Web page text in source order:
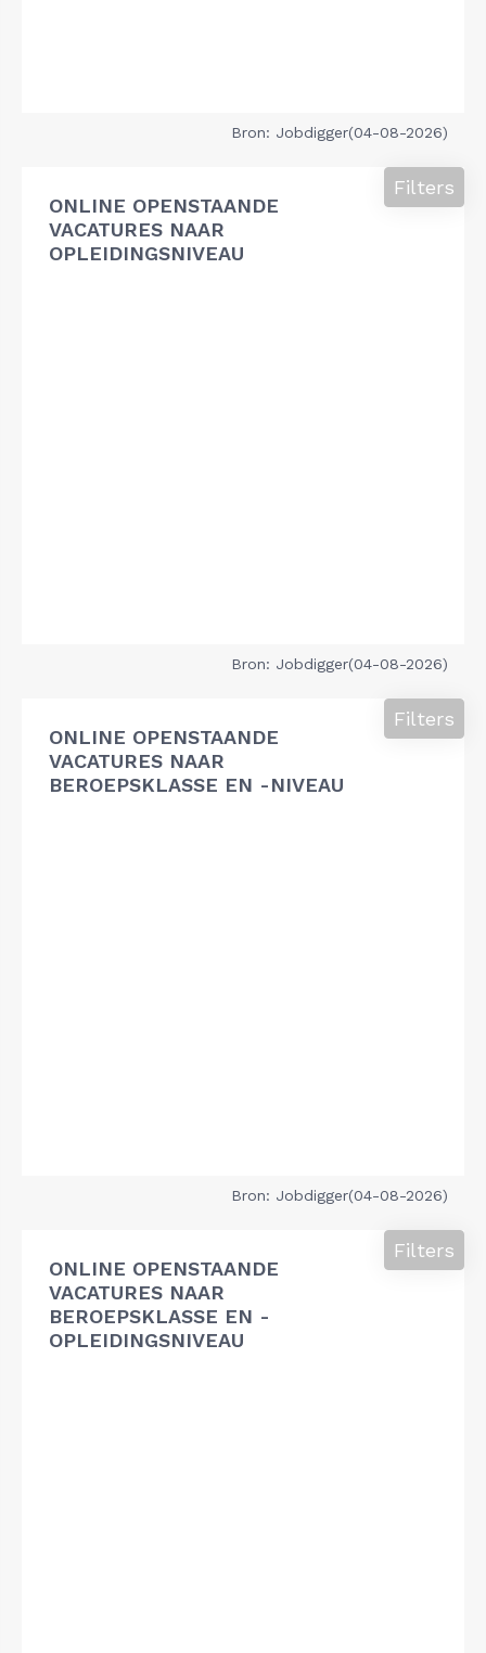
Bron: Jobdigger(04-08-2026)
ONLINE OPENSTAANDE
VACATURES NAAR
OPLEIDINGSNIVEAU
Filters
Bron: Jobdigger(04-08-2026)
ONLINE OPENSTAANDE
VACATURES NAAR
BEROEPSKLASSE EN -NIVEAU
Filters
Bron: Jobdigger(04-08-2026)
ONLINE OPENSTAANDE
VACATURES NAAR
BEROEPSKLASSE EN -
OPLEIDINGSNIVEAU
Filters